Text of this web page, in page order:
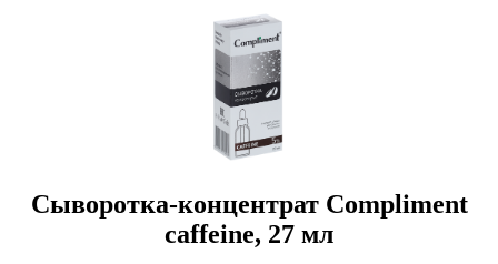
Сыворотка-концентрат Compliment
caffeine, 27 мл